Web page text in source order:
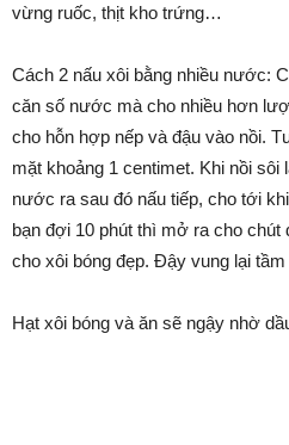
vừng ruốc, thịt kho trứng…
Cách 2 nấu xôi bằng nhiều nước:
căn số nước mà cho nhiều hơn
cho hỗn hợp nếp và đậu vào nồi.
mặt khoảng 1 centimet. Khi nồi sôi
nước ra sau đó nấu tiếp, cho tới
bạn đợi 10 phút thì mở ra cho chút
cho xôi bóng đẹp. Đậy vung lại
Hạt xôi bóng và ăn sẽ ngậy nhờ